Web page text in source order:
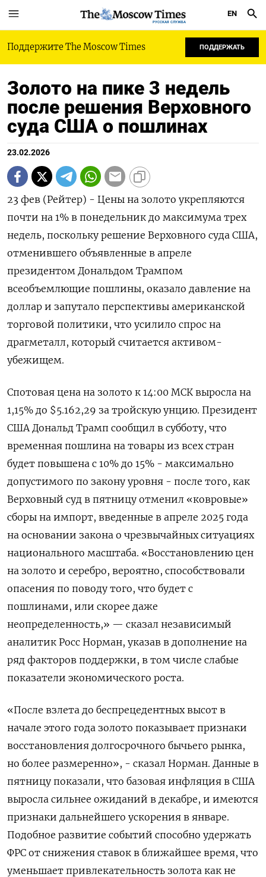
РУССКАЯ СЛУЖБА
EN
Поддержите The Moscow Times ПОДДЕРЖАТЬ
Золото на пике 3 недель
после решения Верховного
суда США о пошлинах
23.02.2026
23 фев (Рейтер) - Цены на золото укрепляются
почти на 1% в понедельник до максимума трех
недель, поскольку решение Верховного суда США,
отменившего объявленные в апреле
президентом Дональдом ‌Трампом
всеобъемлющие пошлины, оказало давление на
доллар и запутало перспективы американской
торговой политики, что усилило спрос на
драгметалл, который считается активом-
убежищем.
Спотовая цена на золото к 14:​00 МСК выросла на ​
1,15% до $5.162,​29 за тройскую ⁠унцию. Президент
США Дональд Трамп сообщил в субботу, ‌что
временная пошлина на товары из всех ‌стран
будет повышена с 10% до 15% - максимально
допустимого по закону уровня - после ​того, как
Верховный суд в пятницу отменил «ковровые»
сборы на ‌импорт, введенные в апреле 2025 года
на основании закона о чрезвычайных ситуациях
национального ​масштаба. «Восстановлению цен
на золото и серебро, вероятно, способствовали
опасения по ‌поводу того, что будет с
пошлинами, или скорее даже
неопределенность,» — сказал независимый
аналитик Росс Норман, указав в дополнение на
ряд факторов поддержки, ​в том числе слабые ​
показатели экономического роста.
«‌После взлета до беспрецедентных высот в
начале этого года золото показывает признаки ​
восстановления долгосрочного бычьего рынка,
но более размеренно», - сказал Норман. Данные в
пятницу показали, что базовая инфляция в США
выросла сильнее ожиданий в декабре, и имеются
признаки дальнейшего ускорения в январе.
Подобное развитие событий способно удержать
ФРС от снижения ставок в ближайшее время, что
уменьшает привлекательность золота как не